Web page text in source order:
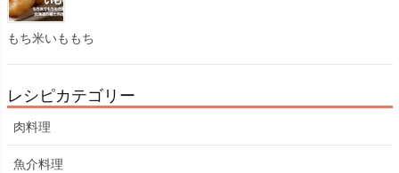
もち米いももち
レシピカテゴリー
肉料理
魚介料理